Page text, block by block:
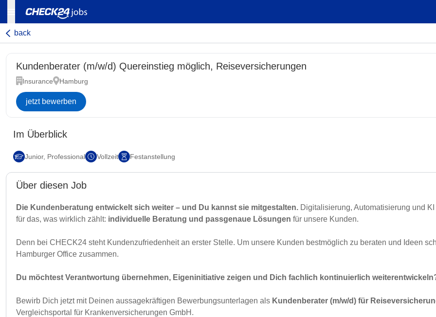
back
Kundenberater (m/w/d) Quereinstieg möglich, Reiseversicherungen
Insurance Hamburg
jetzt bewerben
Im Überblick
Junior, Professional Vollzeit Festanstellung
Über diesen Job
Die Kundenberatung entwickelt sich weiter – und Du kannst sie mitgestalten. Digitalisierung, Automatisierung und
für das, was wirklich zählt: individuelle Beratung und passgenaue Lösungen für unsere Kunden.
Denn bei CHECK24 steht Kundenzufriedenheit an erster Stelle. Um unsere Kunden bestmöglich zu beraten und Ideen
Hamburger Office zusammen.
Du möchtest Verantwortung übernehmen, Eigeninitiative zeigen und Dich fachlich kontinuierlich
Bewirb Dich jetzt mit Deinen aussagekräftigen Bewerbungsunterlagen als Kundenberater (m/w/d) für
Vergleichsportal für Krankenversicherungen GmbH.